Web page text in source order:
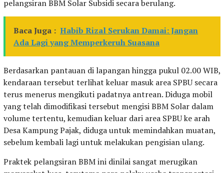
pelangsiran BBM Solar Subsidi secara berulang.
Baca Juga : Habib Rizal Serukan Damai: Jangan
Ada Lagi yang Memperkeruh Suasana
Berdasarkan pantauan di lapangan hingga pukul 02.00 WIB,
kendaraan tersebut terlihat keluar masuk area SPBU secara
terus menerus mengikuti padatnya antrean. Diduga mobil
yang telah dimodifikasi tersebut mengisi BBM Solar dalam
volume tertentu, kemudian keluar dari area SPBU ke arah
Desa Kampung Pajak, diduga untuk memindahkan muatan,
sebelum kembali lagi untuk melakukan pengisian ulang.
Praktek pelangsiran BBM ini dinilai sangat merugikan